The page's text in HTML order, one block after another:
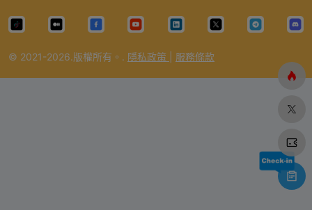
© 2021-2026.版權所有。. 隱私政策 服務條款